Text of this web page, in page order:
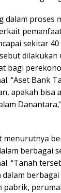
dalam proses
sekitar
dilakukan
bagi
“Aset Bank
apakah bisa
menurutnya
berbagai
“Tanah